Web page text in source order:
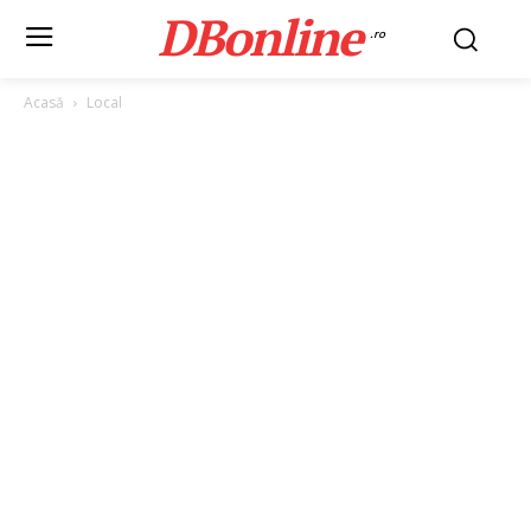
DBonline .ro
Acasă Local